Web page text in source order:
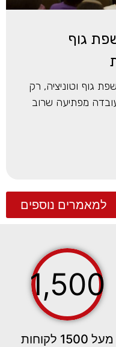
גוף
גוף וטוניציה, רק
מפתיעה שרוב
למאמרים נוספים
1,500
מעל 1500 לקוחות